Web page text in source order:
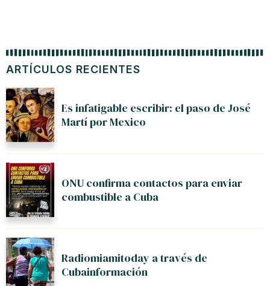
ARTÍCULOS RECIENTES
Es infatigable escribir: el paso de José
Martí por Mexico
ONU confirma contactos para enviar
combustible a Cuba
Radiomiamitoday a través de
Cubainformación